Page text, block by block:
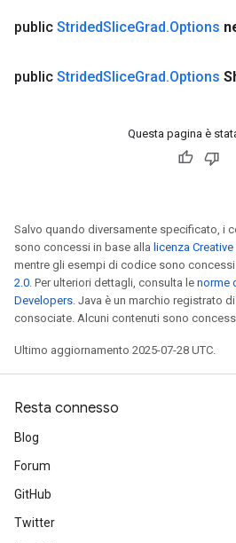
public StridedSliceGrad.Options
public StridedSliceGrad.Options
Questa pagina è
Salvo quando diversamente specificato, i
sono concessi in base alla licenza
mentre gli esempi di codice sono concessi
2.0. Per ulteriori dettagli, consulta le norme
Developers. Java è un marchio registrato
consociate. Alcuni contenuti sono
Ultimo aggiornamento 2025-07-28 UTC.
Resta connesso
Blog
Forum
GitHub
Twitter